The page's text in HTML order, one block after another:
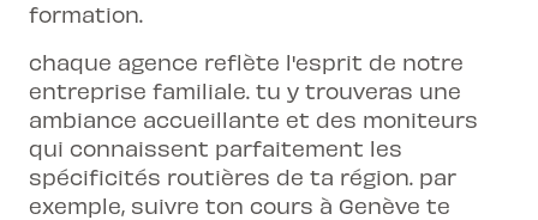
formation.
chaque agence reflète l'esprit de notre
entreprise familiale. tu y trouveras une
ambiance accueillante et des moniteurs
qui connaissent parfaitement les
spécificités routières de ta région. par
exemple, suivre ton cours à Genève te